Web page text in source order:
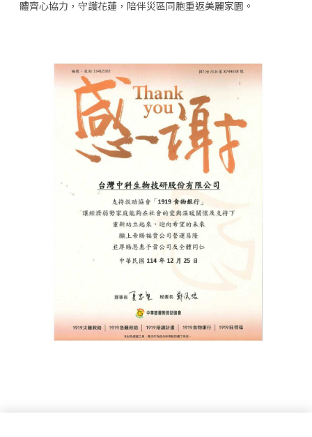
體齊心協力，守護花蓮，陪伴災區同胞重返美麗家園。